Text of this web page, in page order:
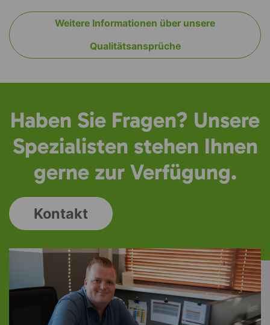
Weitere Informationen über unsere
Qualitätsansprüche
Haben Sie Fragen? Unsere
Spezialisten stehen Ihnen
gerne zur Verfügung.
Kontakt